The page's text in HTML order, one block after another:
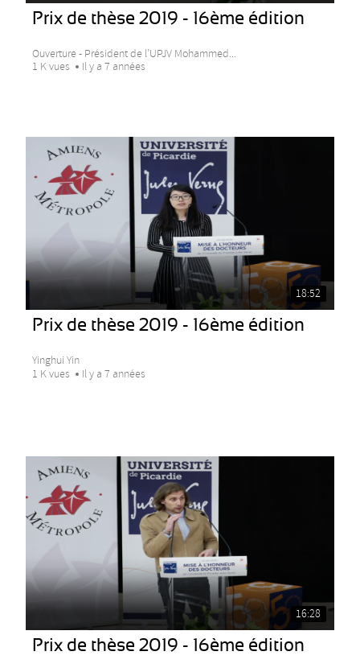
Prix de thèse 2019 - 16ème édition
Ouverture - Président de l’UPJV Mohammed...
1 K vues
Il y a 7 années
18:52
Prix de thèse 2019 - 16ème édition
Yinghui Yin
1 K vues
Il y a 7 années
16:28
Prix de thèse 2019 - 16ème édition